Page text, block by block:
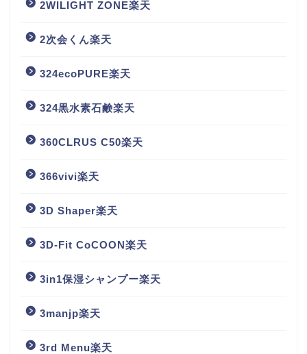
2WILIGHT ZONE楽天
2次会くん楽天
324ecoPURE楽天
324黒水素石鹸楽天
360CLRUS C50楽天
366vivi楽天
3D Shaper楽天
3D-Fit CoCOON楽天
3in1保湿シャンプー楽天
3manjp楽天
3rd Menu楽天